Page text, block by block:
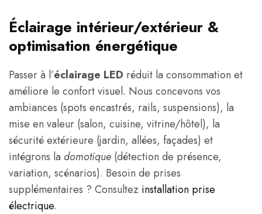
Éclairage intérieur/extérieur &
optimisation énergétique
Passer à l’éclairage LED réduit la consommation et
améliore le confort visuel. Nous concevons vos
ambiances (spots encastrés, rails, suspensions), la
mise en valeur (salon, cuisine, vitrine/hôtel), la
sécurité extérieure (jardin, allées, façades) et
intégrons la domotique (détection de présence,
variation, scénarios). Besoin de prises
supplémentaires ? Consultez installation prise
électrique.